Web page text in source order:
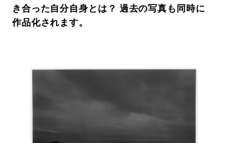
#注目のタグ
#AH.H
#ととけん
き合った自分自身とは？ 過去の写真も同時に
作品化されます。